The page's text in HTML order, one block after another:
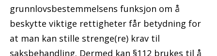
grunnlovsbestemmelsens funksjon om å
beskytte viktige rettigheter får betydning for
at man kan stille strenge(re) krav til
saksbehandling. Dermed kan §112 brukes til å